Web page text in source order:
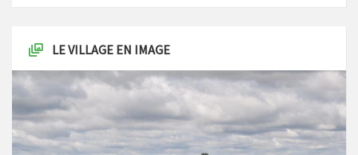
LE VILLAGE EN IMAGE